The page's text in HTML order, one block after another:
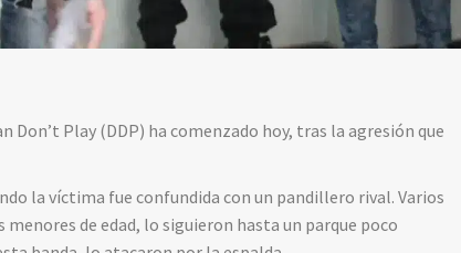
Play (DDP) ha comenzado hoy, tras la agresión que
la víctima fue confundida con un pandillero rival. Varios
de edad, lo siguieron hasta un parque poco